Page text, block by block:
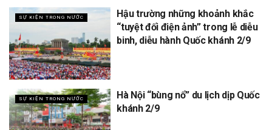
SỰ KIỆN TRONG NƯỚC
Hậu trường những khoảnh khắc
“tuyệt đối điện ảnh” trong lễ diễu
binh, diễu hành Quốc khánh 2/9
SỰ KIỆN TRONG NƯỚC
Hà Nội “bùng nổ” du lịch dịp Quốc
khánh 2/9